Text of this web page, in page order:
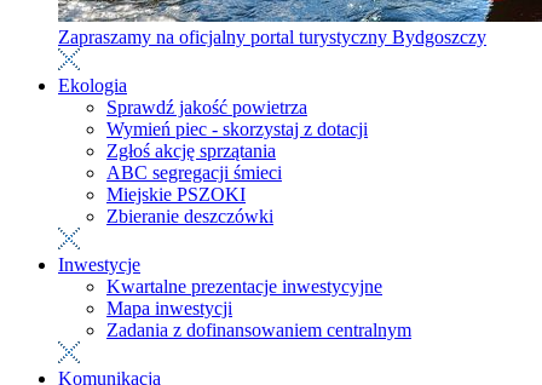
Zapraszamy na oficjalny portal turystyczny Bydgoszczy
Ekologia
Sprawdź jakość powietrza
Wymień piec - skorzystaj z dotacji
Zgłoś akcję sprzątania
ABC segregacji śmieci
Miejskie PSZOKI
Zbieranie deszczówki
Inwestycje
Kwartalne prezentacje inwestycyjne
Mapa inwestycji
Zadania z dofinansowaniem centralnym
Komunikacja